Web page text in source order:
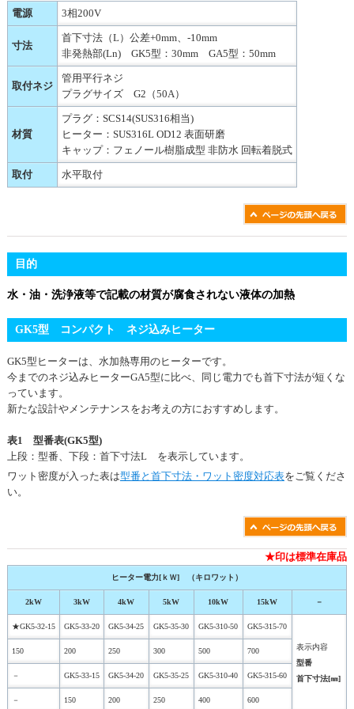
電源 3相200V
寸法
首下寸法（L）公差+0mm、-10mm
非発熱部(Ln) GK5型：30mm GA5型：50mm
取付ネジ
管用平行ネジ
プラグサイズ G2（50A）
材質
プラグ：SCS14(SUS316相当)
ヒーター：SUS316L OD12 表面研磨
キャップ：フェノール樹脂成型 非防水 回転着脱式
取付 水平取付
目的
水・油・洗浄液等で記載の材質が腐食されない液体の加熱
GK5型 コンパクト ネジ込みヒーター
GK5型ヒーターは、水加熱専用のヒーターです。
今までのネジ込みヒーターGA5型に比べ、同じ電力でも首下寸法が短くな
っています。
新たな設計やメンテナンスをお考えの方におすすめします。
表1 型番表(GK5型)
上段：型番、下段：首下寸法L を表示しています。
ワット密度が入った表は型番と首下寸法・ワット密度対応表をご覧くださ
い。
★印は標準在庫品
ヒーター電力[ｋＷ] （キロワット）
2kW 3kW 4kW 5kW 10kW 15kW －
★GK5-32-15 GK5-33-20 GK5-34-25 GK5-35-30 GK5-310-50 GK5-315-70
表示内容
型番
首下寸法[㎜]
150 200 250 300 500 700
－ GK5-33-15 GK5-34-20 GK5-35-25 GK5-310-40 GK5-315-60
－ 150 200 250 400 600